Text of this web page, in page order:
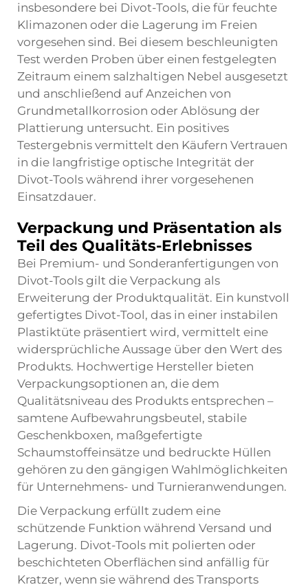
insbesondere bei Divot-Tools, die für feuchte
Klimazonen oder die Lagerung im Freien
vorgesehen sind. Bei diesem beschleunigten
Test werden Proben über einen festgelegten
Zeitraum einem salzhaltigen Nebel ausgesetzt
und anschließend auf Anzeichen von
Grundmetallkorrosion oder Ablösung der
Plattierung untersucht. Ein positives
Testergebnis vermittelt den Käufern Vertrauen
in die langfristige optische Integrität der
Divot-Tools während ihrer vorgesehenen
Einsatzdauer.
Verpackung und Präsentation als
Teil des Qualitäts-Erlebnisses
Bei Premium- und Sonderanfertigungen von
Divot-Tools gilt die Verpackung als
Erweiterung der Produktqualität. Ein kunstvoll
gefertigtes Divot-Tool, das in einer instabilen
Plastiktüte präsentiert wird, vermittelt eine
widersprüchliche Aussage über den Wert des
Produkts. Hochwertige Hersteller bieten
Verpackungsoptionen an, die dem
Qualitätsniveau des Produkts entsprechen –
samtene Aufbewahrungsbeutel, stabile
Geschenkboxen, maßgefertigte
Schaumstoffeinsätze und bedruckte Hüllen
gehören zu den gängigen Wahlmöglichkeiten
für Unternehmens- und Turnieranwendungen.
Die Verpackung erfüllt zudem eine
schützende Funktion während Versand und
Lagerung. Divot-Tools mit polierten oder
beschichteten Oberflächen sind anfällig für
Kratzer, wenn sie während des Transports